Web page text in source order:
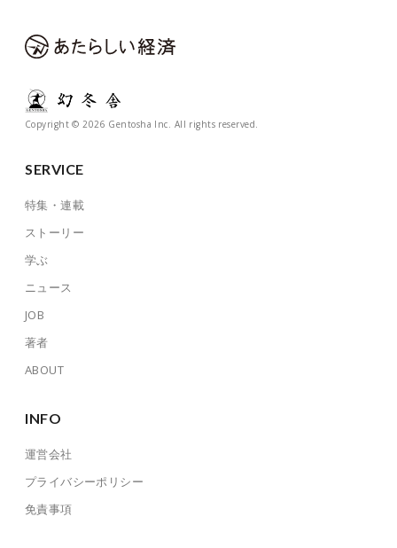
Copyright © 2026 Gentosha Inc. All rights reserved.
SERVICE
特集・連載
ストーリー
学ぶ
ニュース
JOB
著者
ABOUT
INFO
運営会社
プライバシーポリシー
免責事項